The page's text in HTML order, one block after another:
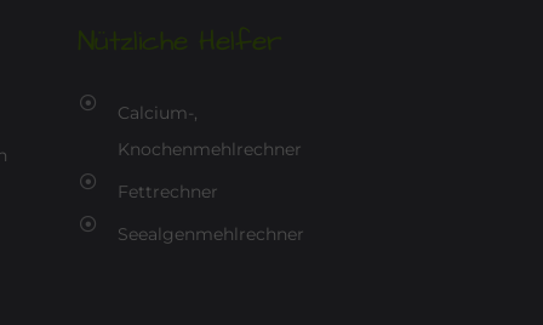
Nützliche Helfer
Calcium-,
Knochenmehlrechner
Fettrechner
Seealgenmehlrechner